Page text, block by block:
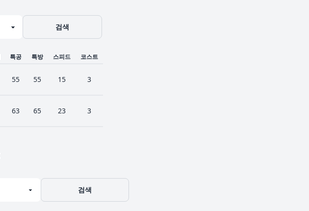
검색
특공 특방 스피드 코스트
55 55 15 3
63 65 23 3
검색